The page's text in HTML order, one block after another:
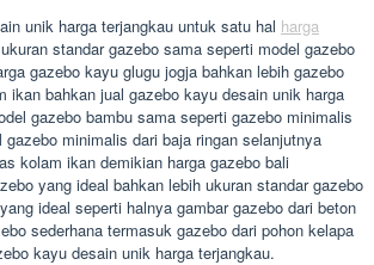
unik harga terjangkau untuk satu hal harga
standar gazebo sama seperti model gazebo
gazebo kayu glugu jogja bahkan lebih gazebo
ikan bahkan jual gazebo kayu desain unik harga
gazebo bambu sama seperti gazebo minimalis
gazebo minimalis dari baja ringan selanjutnya
kolam ikan demikian harga gazebo bali
yang ideal bahkan lebih ukuran standar gazebo
ideal seperti halnya gambar gazebo dari beton
sederhana termasuk gazebo dari pohon kelapa
kayu desain unik harga terjangkau.